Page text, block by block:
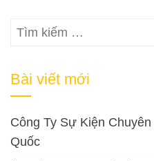
Tìm
Bài viết mới
Công Ty Sự Kiện
Quốc